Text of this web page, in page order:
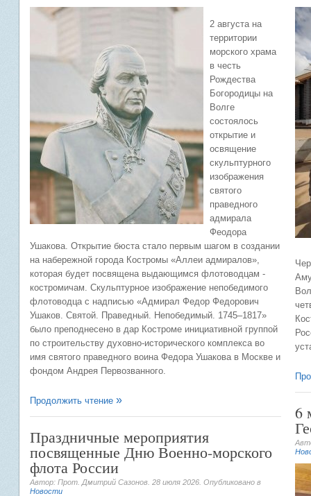
2 августа на
территории
морского храма
в честь
Рождества
Богородицы на
Волге
состоялось
открытие и
освящение
скульптурного
изображения
святого
праведного
адмирала
Феодора
Ушакова. Открытие бюста стало первым шагом в создании
на набережной города Костромы «Аллеи адмиралов»,
которая будет посвящена выдающимся флотоводцам -
костромичам. Скульптурное изображение непобедимого
флотоводца с надписью «Адмирал Федор Федорович
Ушаков. Святой. Праведный. Непобедимый. 1745–1817»
было преподнесено в дар Костроме инициативной группой
по строительству духовно-исторического комплекса во
имя святого праведного воина Федора Ушакова в Москве и
фондом Андрея Первозванного.
Продолжить чтение
Праздничные мероприятия
посвященные Дню Военно-морского
флота России
Автор: Прот. Дмитрий Сазонов. 28 июля 2026 . Опубликовано в
Новости
6